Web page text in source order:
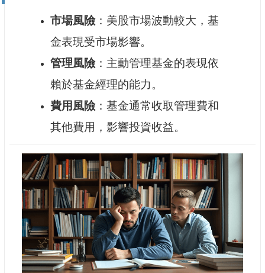
市場風險：美股市場波動較大，基
金表現受市場影響。
管理風險：主動管理基金的表現依
賴於基金經理的能力。
費用風險：基金通常收取管理費和
其他費用，影響投資收益。